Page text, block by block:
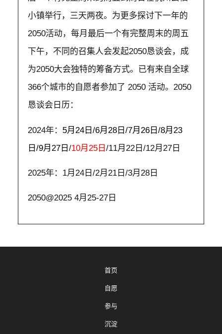
小镇举行，三天两夜。为更多探讨下一年的
2050活动，每月最后一个有完整周末的周五
下午，不同的召集人会发起2050恳谈会，成
为2050大会独特的筹备方式。已有来自全球
366个城市的自愿者参加了 2050 活动。2050
恳谈会日历：
2024年： 5月24日/6月28日/7月26日/8月23
日/9月27日 /10月25日 /11月22日/12月27日
2025年：1月24日/2月21日/3月28日
2050@2025 4月25-27日
首页
自愿
参与
沉淀